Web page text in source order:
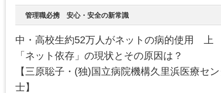
管理職必携 安心・安全の新常識
中・高校生約52万人がネットの病的使用 上
「ネット依存」の現状とその原因は？
【三原聡子・(独)国立病院機構久里浜医療セ
士】